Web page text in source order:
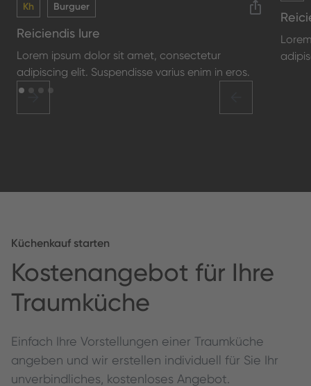
Kh Burguer
Reiciendis Iure
Lorem ipsum dolor sit amet, consectetur
adipiscing elit. Suspendisse varius enim in eros.
Küchenkauf starten
Kos­te­nange­bot für Ihre
Traumküche
Ein­fach Ihre Vorstel­lun­gen ein­er Traumküche
angeben und wir erstellen individuell für Sie Ihr
unverbindliches, kostenloses Angebot.